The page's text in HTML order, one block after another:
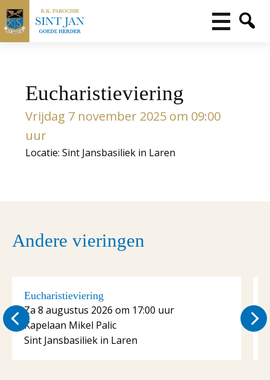
Eucharistieviering
Vrijdag 7 november 2025 om 09:00
uur
Locatie: Sint Jansbasiliek in Laren
Andere vieringen
Eucharistieviering
Za 8 augustus 2026 om 17:00 uur
Kapelaan Mikel Palic
Sint Jansbasiliek in Laren